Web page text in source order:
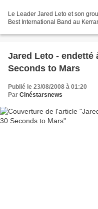
Le Leader Jared Leto et son
Best International Band au
Jared Leto - endetté
Seconds to Mars
Publié le 23/08/2008 à 01:20
Par Cinéstarsnews